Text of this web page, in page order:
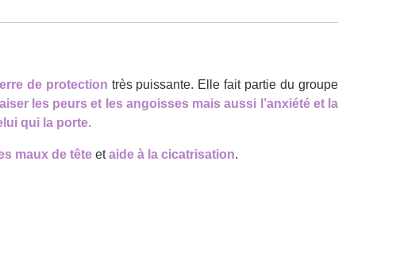
de protection très puissante. Elle fait partie du groupe
les peurs et les angoisses mais aussi l’anxiété et la
qui la porte.
maux de tête etaide à la cicatrisation.